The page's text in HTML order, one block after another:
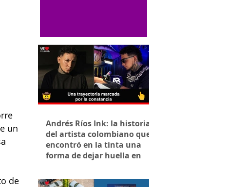
un
de
Andrés Ríos Ink: la historia
del artista colombiano que
encontró en la tinta una
forma de dejar huella en